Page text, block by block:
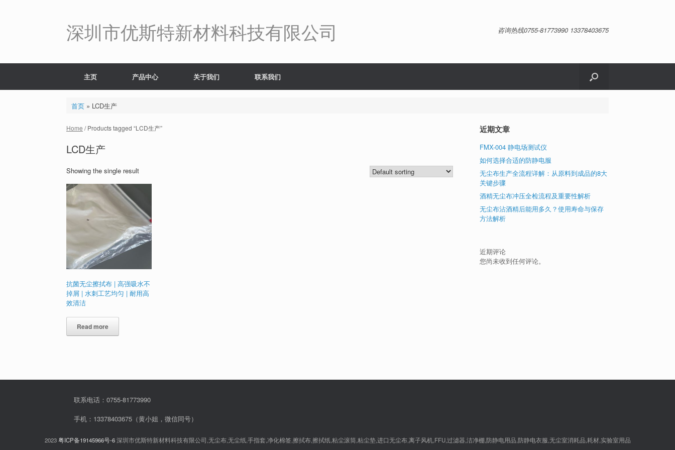
深圳市优斯特新材料科技有限公司 咨询热线0755-81773990 13378403675
主页 产品中心 关于我们 联系我们
首页» LCD生产
Home / Products tagged “LCD生产”
LCD生产
Showing the single result
抗菌无尘擦拭布 | 高强吸水不
掉屑 | 水刺工艺均匀 | 耐用高
效清洁
Read more
近期文章
FMX-004 静电场测试仪
如何选择合适的防静电服
无尘布生产全流程详解：从原料到成品的8大
关键步骤
酒精无尘布冲压全检流程及重要性解析
无尘布沾酒精后能用多久？使用寿命与保存
方法解析
近期评论
您尚未收到任何评论。
联系电话：0755-81773990
手机：13378403675（黄小姐，微信同号）
2023粤ICP备19145966号-6深圳市优斯特新材料科技有限公司,无尘布,无尘纸,手指套,净化棉签,擦拭布,擦拭纸,粘尘滚筒,粘尘垫,进口无尘布,离子风机,FFU,过滤器,洁净棚,防静电用品,防静电衣服,无尘室消耗品,耗材,实验室用品